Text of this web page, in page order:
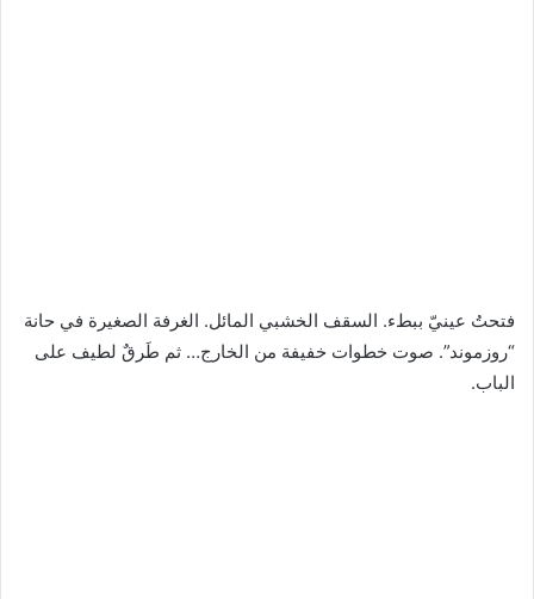
فتحتُ عينيّ ببطء. السقف الخشبي المائل. الغرفة الصغيرة في حانة
“روزموند”. صوت خطوات خفيفة من الخارج… ثم طَرقٌ لطيف على
الباب.